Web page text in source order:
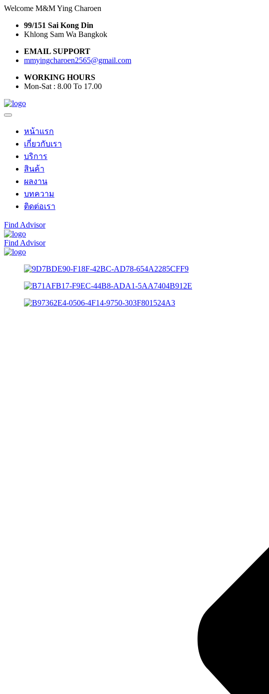
Welcome M&M Ying Charoen
99/151 Sai Kong Din
Khlong Sam Wa Bangkok
EMAIL SUPPORT
mmyingcharoen2565@gmail.com
WORKING HOURS
Mon-Sat : 8.00 To 17.00
หน้าแรก
เกี่ยวกับเรา
บริการ
สินค้า
ผลงาน
บทความ
ติดต่อเรา
Find Advisor
Find Advisor